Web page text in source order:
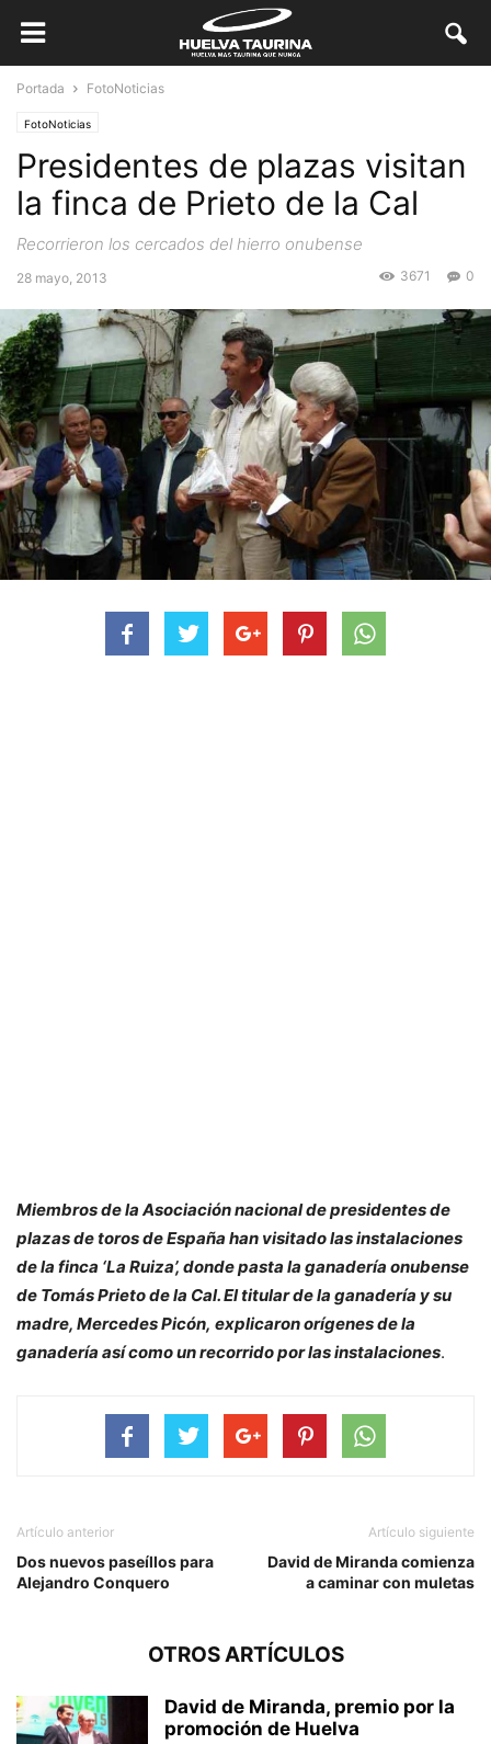
Portada FotoNoticias
FotoNoticias
Presidentes de plazas visitan
la finca de Prieto de la Cal
Recorrieron los cercados del hierro onubense
28 mayo, 2013 0
3671
Miembros de la Asociación nacional de presidentes de
plazas de toros de España han visitado las instalaciones
de la finca ‘La Ruiza’, donde pasta la ganadería onubense
de Tomás Prieto de la Cal. El titular de la ganadería y su
madre, Mercedes Picón, explicaron orígenes de la
ganadería así como un recorrido por las instalaciones.
Artículo anterior
Dos nuevos paseíllos para
Alejandro Conquero
Artículo siguiente
David de Miranda comienza
a caminar con muletas
OTROS ARTÍCULOS
David de Miranda, premio por la
promoción de Huelva